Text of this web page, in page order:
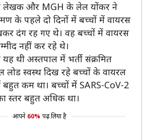
लेखक और MGH के लेल योंकर ने
के पहले दो दिनों में बच्चों में वायरस
दंग रह गए थे। वह बच्चों में वायरस
नहीं कर रहे थे।
थी अस्तपाल में भर्ती संक्रमित
लोड स्वस्थ दिख रहे बच्चों के वायरल
कम था। बच्चों में SARS-CoV-2
स्तर बहुत अधिक था।
आपने 60% पढ़ लिया है